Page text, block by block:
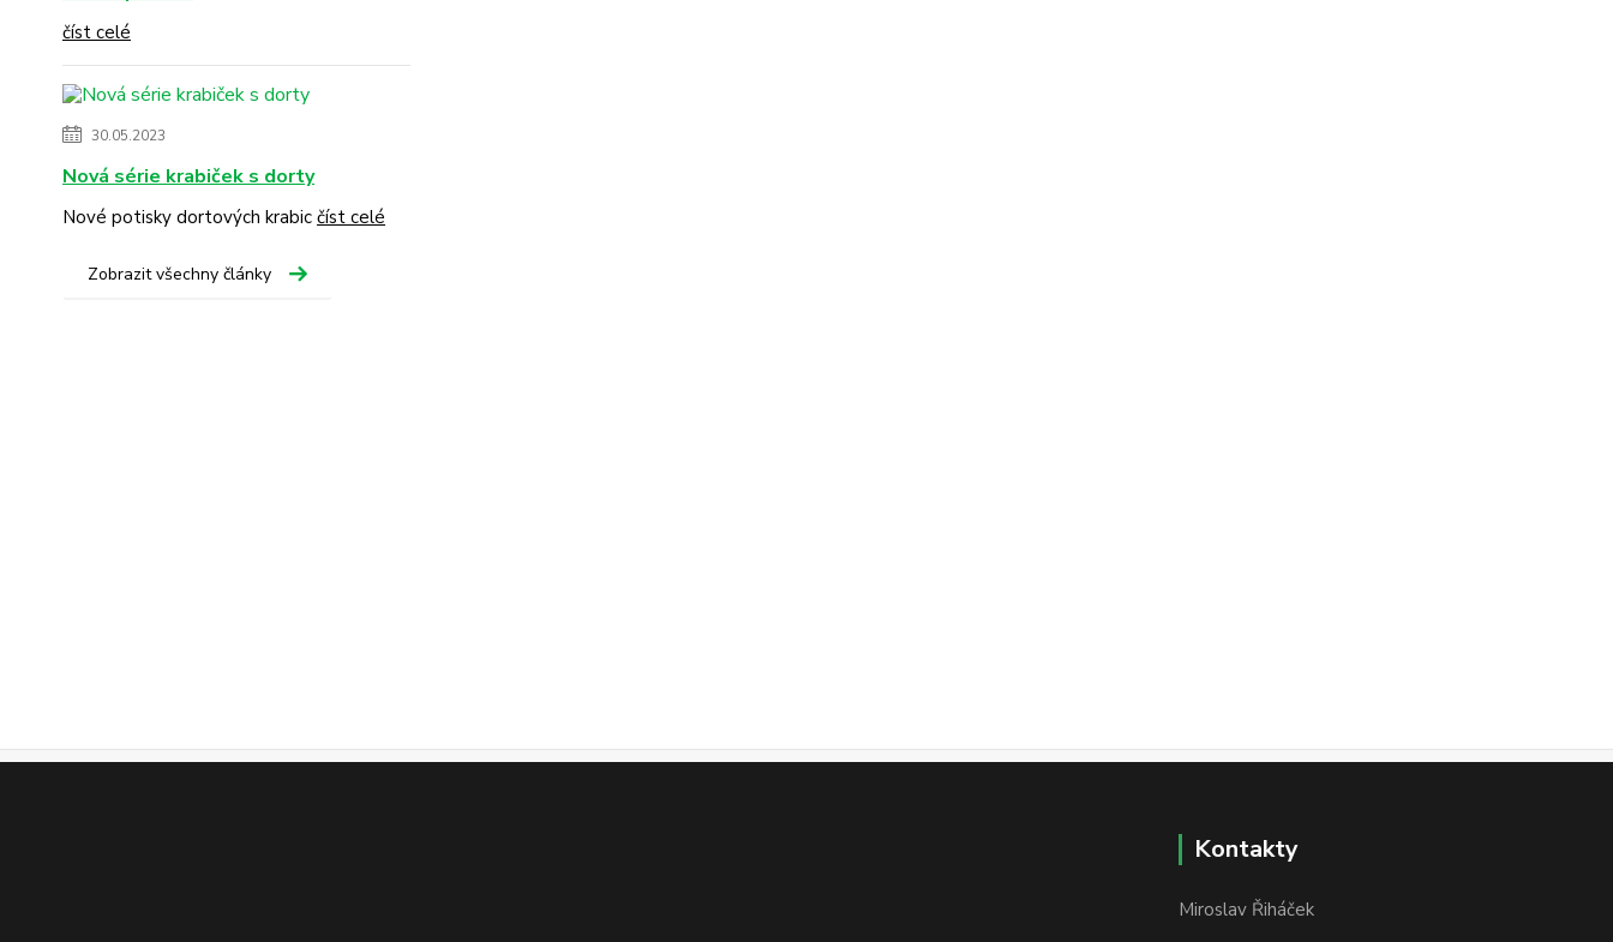
číst celé
30.05.2023
Nová série krabiček s dorty
Nové potisky dortových krabic číst celé
Zobrazit všechny články
Kontakty
Miroslav Řiháček